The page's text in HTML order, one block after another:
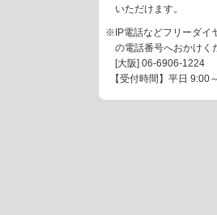
いただけます。
※IP電話などフリーダイ
の電話番号へおかけく
[大阪] 06-6906-1224
【受付時間】平日